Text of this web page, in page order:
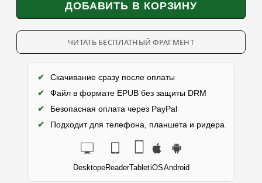
ЧИТАТЬ БЕСПЛАТНЫЙ ФРАГМЕНТ
✔
Скачивание сразу после оплаты
✔
Файл в формате EPUB без защиты DRM
✔
Безопасная оплата через PayPal
✔
Подходит для телефона, планшета и ридера
DesktopeReaderTabletiOSAndroid